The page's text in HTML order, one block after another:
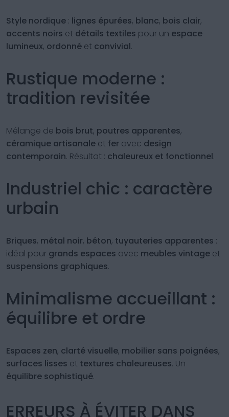
Style nordique : lignes épurées, blanc, bois clair,
accents noirs et détails textiles pour un espace
lumineux, ordonné et convivial.
Rustique moderne :
tradition revisitée
Mélange de bois brut, poutres apparentes,
céramique artisanale et fer avec design
contemporain. Résultat : chaleureux et fonctionnel.
Industriel chic : caractère
urbain
Briques, métal noir, béton, tuyauteries apparentes :
idéal pour grands espaces avec meubles vintage et
suspensions graphiques.
Minimalisme accueillant :
équilibre et ordre
Espaces zen, clarté visuelle, mobilier sans poignées,
surfaces lisses et textures chaleureuses. Un
équilibre sophistiqué.
ERREURS À ÉVITER DANS